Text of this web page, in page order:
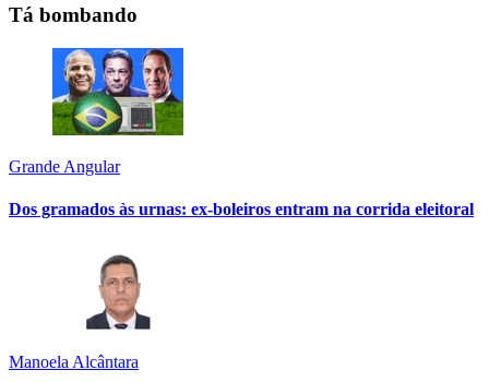
Tá bombando
Grande Angular
Dos gramados às urnas: ex-boleiros entram na corrida eleitoral
Manoela Alcântara